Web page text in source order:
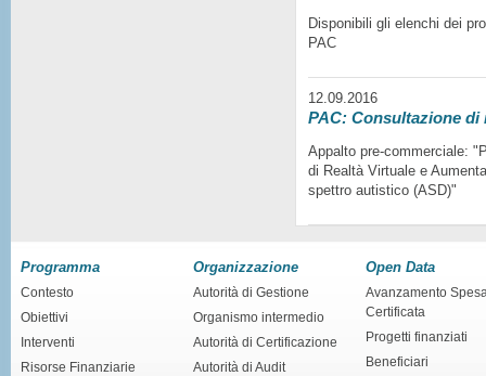
Disponibili gli elenchi dei
PAC
12.09.2016
PAC: Consultazione di
Appalto pre-commerciale:
di Realtà Virtuale e
spettro autistico (ASD)"
Programma
Contesto
Obiettivi
Interventi
Risorse Finanziarie
Organizzazione
Autorità di Gestione
Organismo intermedio
Autorità di Certificazione
Autorità di Audit
Open Data
Avanzamento
Certificata
Progetti finanziati
Beneficiari